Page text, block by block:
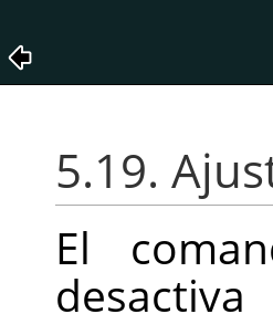
5.19.
El